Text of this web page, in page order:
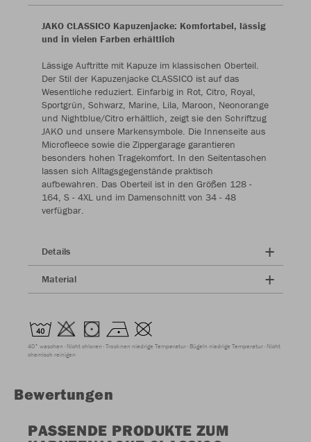
JAKO CLASSICO Kapuzenjacke: Komfortabel, lässig
und in vielen Farben erhältlich
Lässige Auftritte mit Kapuze im klassischen Oberteil.
Der Stil der Kapuzenjacke CLASSICO ist auf das
Wesentliche reduziert. Einfarbig in Rot, Citro, Royal,
Sportgrün, Schwarz, Marine, Lila, Maroon, Neonorange
und Nightblue/Citro erhältlich, zeigt sie den Schriftzug
JAKO und unsere Markensymbole. Die Innenseite aus
Microfleece sowie die Zippergarage garantieren
besonders hohen Tragekomfort. In den Seitentaschen
lassen sich Alltagsgegenstände praktisch
aufbewahren. Das Oberteil ist in den Größen 128 -
164, S - 4XL und im Damenschnitt von 34 - 48
verfügbar.
Details
Material
40° waschen Nicht chloren Trocknen niedrige Temperatur Bügeln niedrige Temperatur Nicht
chemisch reinigen
Bewertungen
PASSENDE PRODUKTE ZUM